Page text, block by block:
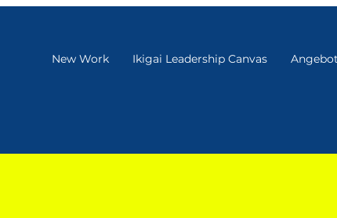
New Work Ikigai Leadership Canvas Angebot